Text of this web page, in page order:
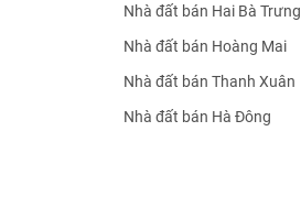
Nhà đất bán Hai Bà Trưng
Nhà đất bán Hoàng Mai
Nhà đất bán Thanh Xuân
Nhà đất bán Hà Đông